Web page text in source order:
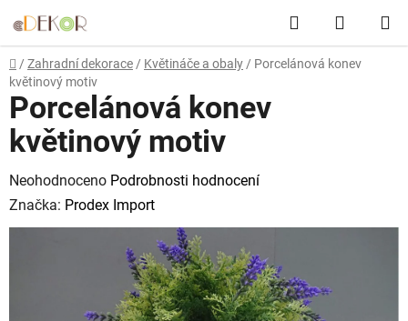
na
obsah
Hledat
KOŠÍK
Domů
/ Zahradní dekorace / Květináče a obaly / Porcelánová konev
květinový motiv
Porcelánová konev
květinový motiv
Průměrné
hodnocení
produktu
Neohodnoceno Podrobnosti hodnocení
Značka: Prodex Import